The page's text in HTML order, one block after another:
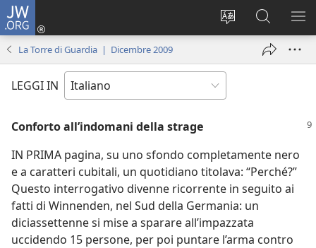
JW.ORG
Modificare
Accedi
(apre
finestra)
Cerca
in
JW.ORG
La Torre di Guardia | Dicembre 2009
LEGGI IN
Conforto all’indomani della strage
IN PRIMA pagina, su uno sfondo completamente nero
e a caratteri cubitali, un quotidiano titolava: “Perché?”
Questo interrogativo divenne ricorrente in seguito ai
fatti di Winnenden, nel Sud della Germania: un
diciassettenne si mise a sparare all’impazzata
uccidendo 15 persone, per poi puntare l’arma contro